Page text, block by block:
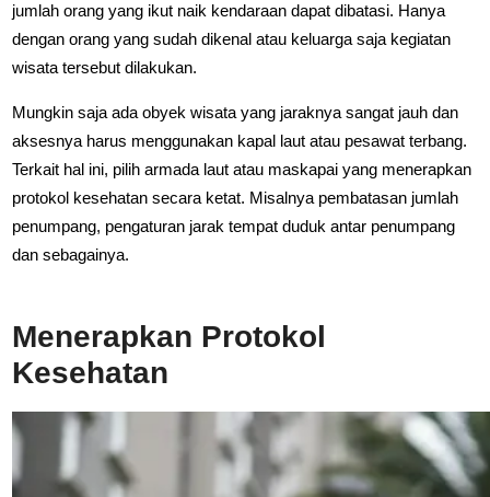
jumlah orang yang ikut naik kendaraan dapat dibatasi. Hanya
dengan orang yang sudah dikenal atau keluarga saja kegiatan
wisata tersebut dilakukan.
Mungkin saja ada obyek wisata yang jaraknya sangat jauh dan
aksesnya harus menggunakan kapal laut atau pesawat terbang.
Terkait hal ini, pilih armada laut atau maskapai yang menerapkan
protokol kesehatan secara ketat. Misalnya pembatasan jumlah
penumpang, pengaturan jarak tempat duduk antar penumpang
dan sebagainya.
Menerapkan Protokol
Kesehatan